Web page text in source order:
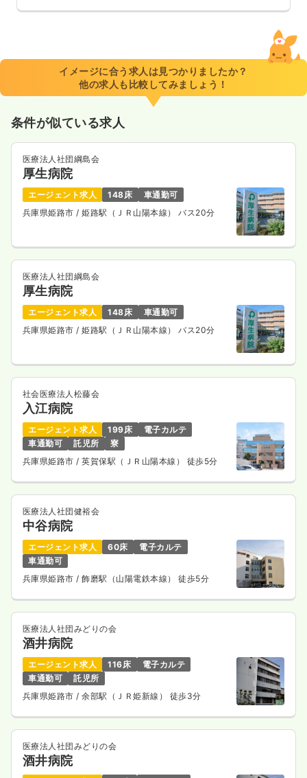
イメージに合う求人は見つかりましたか？
他の求人も比較してみましょう！
条件が似ている求人
医療法人社団綱島会
厚生病院
エージェント求人 148床
車通勤可
兵庫県姫路市 / 姫路駅（ＪＲ山陽本線） バス20分
医療法人社団綱島会
厚生病院
エージェント求人 148床
車通勤可
兵庫県姫路市 / 姫路駅（ＪＲ山陽本線） バス20分
社会医療法人松藤会
入江病院
エージェント求人 199床
電子カルテ
車通勤可
託児所
寮
兵庫県姫路市/ 英賀保駅（ＪＲ山陽本線） 徒歩5分
医療法人社団健裕会
中谷病院
エージェント求人 60床
電子カルテ
車通勤可
兵庫県姫路市/ 飾磨駅（山陽電鉄本線） 徒歩5分
医療法人社団みどりの会
酒井病院
エージェント求人 116床
電子カルテ
車通勤可
託児所
兵庫県姫路市/ 余部駅（ＪＲ姫新線） 徒歩3分
医療法人社団みどりの会
酒井病院